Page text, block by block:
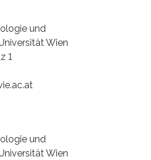
und
Wien
1
und
Wien